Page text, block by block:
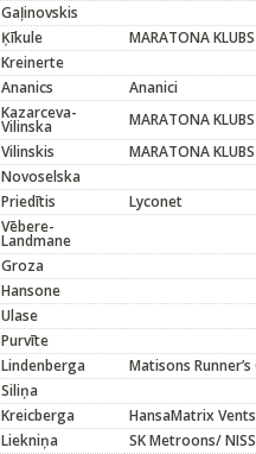
Gaļinovskis
Ķīkule
MARATONA KLUBS
Kreinerte
Ananics
Ananici
Kazarceva-
Vilinska
MARATONA KLUBS
Vilinskis
MARATONA KLUBS
Novoselska
Priedītis
Lyconet
Vēbere-
Landmane
Groza
Hansone
Ulase
Purvīte
Lindenberga
Matisons Runner’s
Siliņa
Kreicberga
HansaMatrix
Liekniņa
SK Metroons/